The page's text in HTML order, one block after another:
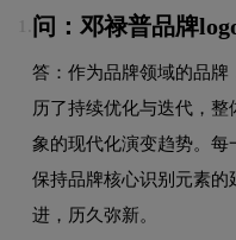
问：邓禄普品牌
答：作为品牌领域的品
历了持续优化与迭代，
象的现代化演变趋势。
保持品牌核心识别元素
进，历久弥新。